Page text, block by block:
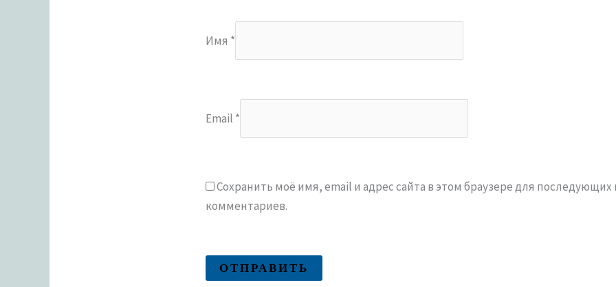
Имя *
Email *
Сохранить моё имя, email и адрес сайта в этом браузере для последующих
комментариев.